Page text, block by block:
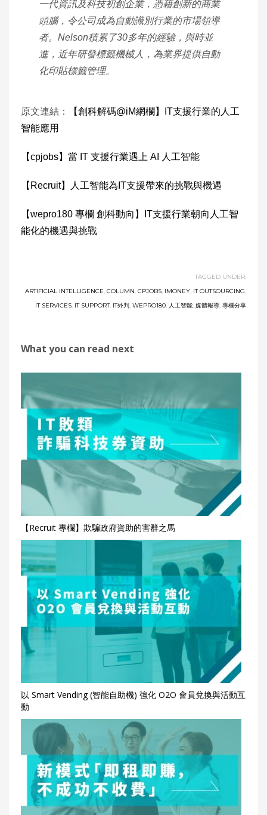
一代資訊及科技初創企業，憑藉創新的商業
頭腦，令公司成為自動識別行業的市場領導
者。Nelson積累了30多年的經驗，與時並
進，近年研發標籤機械人，為業界提供自動
化印貼標籤管理。
原文連結：
【創科解碼@iM網欄】IT支援行業的人工
智能應用
【cpjobs】當 IT 支援行業遇上 AI 人工智能
【Recruit】人工智能為IT支援帶來的挑戰與機遇
【wepro180 專欄 創科動向】IT支援行業朝向人工智
能化的機遇與挑戰
TAGGED UNDER:
ARTIFICIAL INTELLIGENCE, COLUMN, CPJOBS, IMONEY, IT OUTSOURCING,
IT SERVICES, IT SUPPORT, IT外判, WEPRO180, 人工智能, 媒體報導, 專欄分享
What you can read next
【Recruit 專欄】欺騙政府資助的害群之馬
以 Smart Vending (智能自助機) 強化 O2O 會員兌換與活動互
動